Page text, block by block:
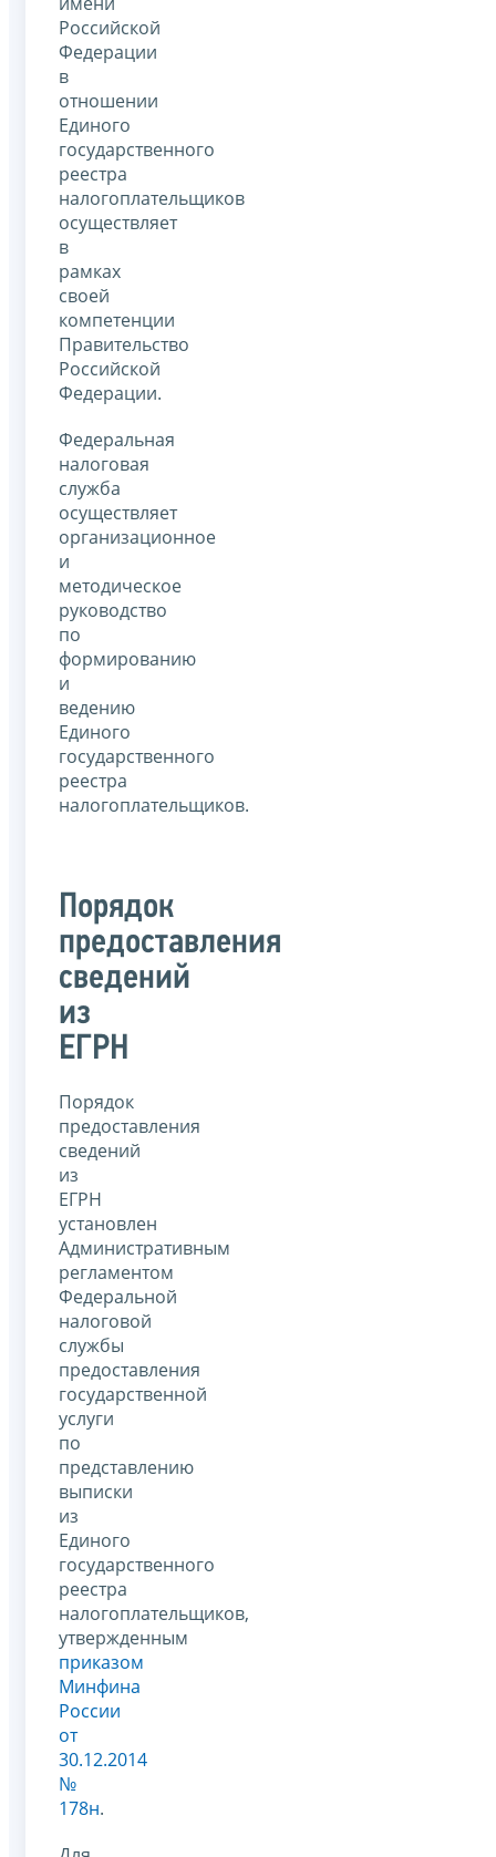
Российской
Федерации
в
отношении
Единого
государственного
реестра
налогоплательщиков
осуществляет
в
рамках
своей
компетенции
Правительство
Российской
Федерации.
Федеральная
налоговая
служба
осуществляет
организационное
и
методическое
руководство
по
формированию
и
ведению
Единого
государственного
реестра
налогоплательщиков.
Порядок
предоставления
сведений
из
ЕГРН
Порядок
предоставления
сведений
из
ЕГРН
установлен
Административным
регламентом
Федеральной
налоговой
службы
предоставления
государственной
услуги
по
представлению
выписки
из
Единого
государственного
реестра
налогоплательщиков,
утвержденным
приказом
Минфина
России
от
30.12.2014
№
178н.